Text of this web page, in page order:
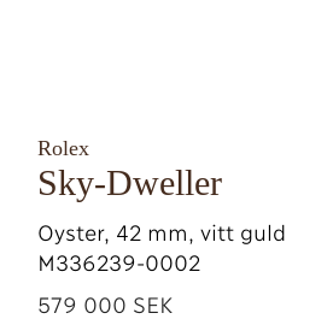
Rolex
Sky-Dweller
Oyster, 42 mm, vitt guld
M336239-0002
579 000 SEK